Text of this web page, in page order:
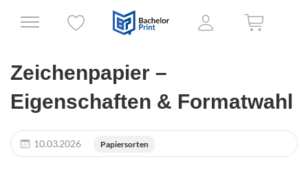
Zeichenpapier –
Eigenschaften & Formatwahl
10.03.2026 Papiersorten